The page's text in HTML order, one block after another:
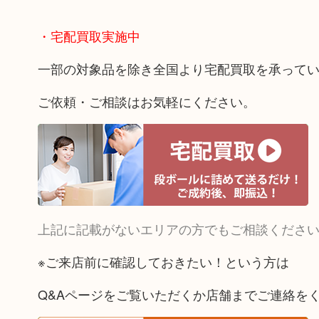
・宅配買取実施中
一部の対象品を除き全国より宅配買取を承ってい
ご依頼・ご相談はお気軽にください。
上記に記載がないエリアの方でもご相談ください
※ご来店前に確認しておきたい！という方は
Q&Aページをご覧いただくか店舗までご連絡をく